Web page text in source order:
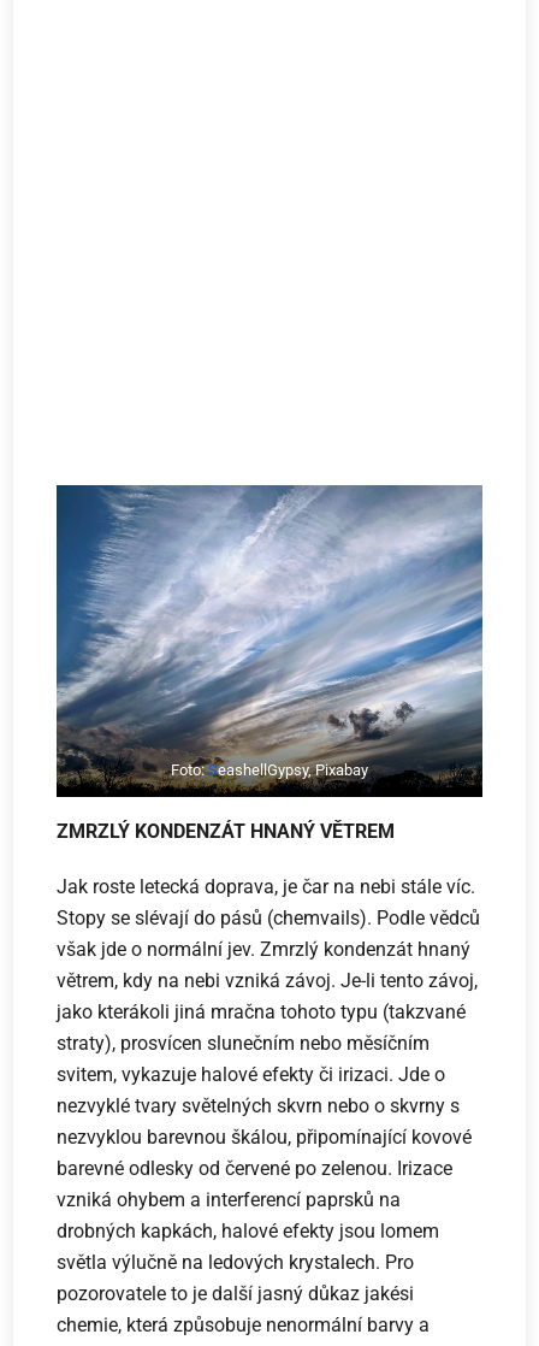
Foto:SeashellGypsy, Pixabay
ZMRZLÝ KONDENZÁT HNANÝ VĚTREM
Jak roste letecká doprava, je čar na nebi stále víc.
Stopy se slévají do pásů (chemvails). Podle vědců
však jde o normální jev. Zmrzlý kondenzát hnaný
větrem, kdy na nebi vzniká závoj. Je­-li tento závoj,
jako kterákoli jiná mračna tohoto typu (takzvané
straty), prosvícen slunečním nebo měsíčním
svitem, vykazuje halové efekty či irizaci. Jde o
nezvyklé tvary světelných skvrn nebo o skvrny s
nezvyklou barevnou škálou, připomínající kovové
barevné odlesky od červené po zelenou. Irizace
vzniká ohybem a interferencí paprsků na
drobných kapkách, halové efekty jsou lomem
světla výlučně na ledových krystalech. Pro
pozorovatele to je další jasný důkaz jakési
chemie, která způsobuje nenormální barvy a